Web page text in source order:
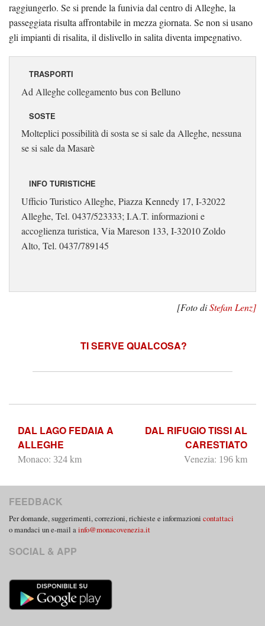
raggiungerlo. Se si prende la funivia dal centro di Alleghe, la
passeggiata risulta affrontabile in mezza giornata. Se non si usano
gli impianti di risalita, il dislivello in salita diventa impegnativo.
TRASPORTI
Ad Alleghe collegamento bus con Belluno
SOSTE
Molteplici possibilità di sosta se si sale da Alleghe, nessuna
se si sale da Masarè
INFO TURISTICHE
Ufficio Turistico Alleghe, Piazza Kennedy 17, I-32022
Alleghe, Tel. 0437/523333; I.A.T. informazioni e
accoglienza turistica, Via Mareson 133, I-32010 Zoldo
Alto, Tel. 0437/789145
[Foto diStefan Lenz]
TI SERVE QUALCOSA?
DAL LAGO FEDAIA A
ALLEGHE
Monaco: 324 km
DAL RIFUGIO TISSI AL
CARESTIATO
Venezia: 196 km
FEEDBACK
Per domande, suggerimenti, correzioni, richieste e informazioni contattaci
o mandaci un e-mail ainfo@monacovenezia.it
SOCIAL & APP